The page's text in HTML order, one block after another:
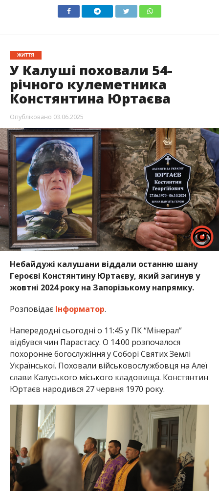
ЖИТТЯ
У Калуші поховали 54-
річного кулеметника
Констянтина Юртаєва
Опубліковано 03.06.2025
Небайдужі калушани віддали останню шану
Героєві Констянтину Юртаєву, який загинув у
жовтні 2024 року на Запорізькому напрямку.
Розповідає Інформатор.
Напередодні сьогодні о 11:45 у ПК “Мінерал”
відбувся чин Парастасу. О 14:00 розпочалося
похоронне богослужіння у Соборі Святих Землі
Української. Поховали військовослужбовця на Алеї
слави Калуського міського кладовища. Констянтин
Юртаєв народився 27 червня 1970 року.